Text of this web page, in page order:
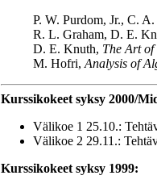
P. W. Purdom, Jr., C.
R. L. Graham, D. E.
D. E. Knuth, The Art
M. Hofri, Analysis of
Kurssikokeet syksy 2000/
Välikoe 1 25.10.:
Välikoe 2 29.11.:
Kurssikokeet syksy 1999: